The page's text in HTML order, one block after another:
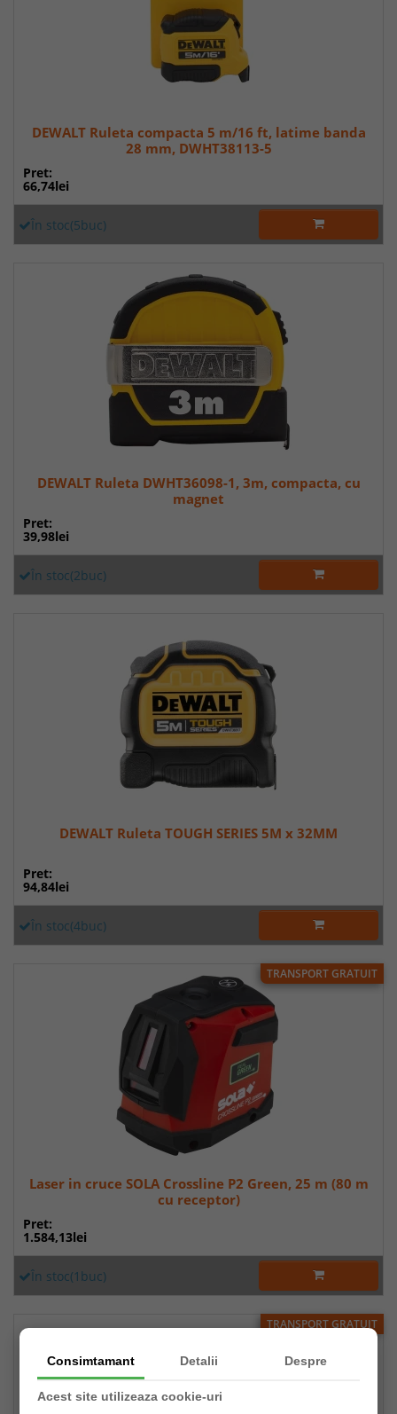
DEWALT Ruleta compacta 5 m/16 ft, latime banda
28 mm, DWHT38113-5
Pret:
66,74lei
În stoc(5buc)
DEWALT Ruleta DWHT36098-1, 3m, compacta, cu
magnet
Pret:
39,98lei
În stoc(2buc)
DEWALT Ruleta TOUGH SERIES 5M x 32MM
Pret:
94,84lei
În stoc(4buc)
TRANSPORT GRATUIT
Laser in cruce SOLA Crossline P2 Green, 25 m (80 m
cu receptor)
Pret:
1.584,13lei
În stoc(1buc)
TRANSPORT GRATUIT
Consimtamant Detalii Despre
Acest site utilizeaza cookie-uri